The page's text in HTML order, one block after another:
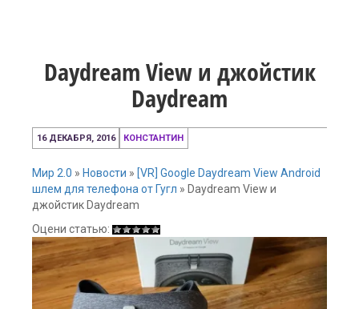
Daydream View и джойстик
Daydream
16 ДЕКАБРЯ, 2016
16
декабря,
КОНСТАНТИН
Мир 2.0 » Новости » [VR] Google Daydream View Android
шлем для телефона от Гугл » Daydream View и
джойстик Daydream
Оцени статью: